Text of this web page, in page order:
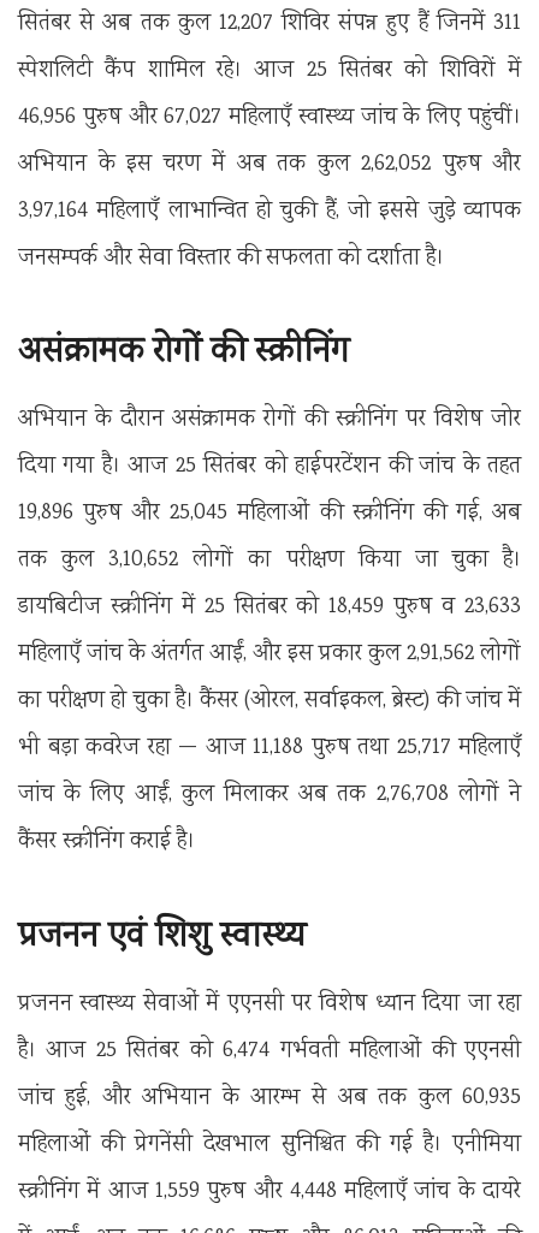
सितंबर से अब तक कुल 12,207 शिविर संपन्न हुए हैं जिनमें 311
स्पेशलिटी कैंप शामिल रहे। आज 25 सितंबर को शिविरों में
46,956 पुरुष और 67,027 महिलाएँ स्वास्थ्य जांच के लिए पहुंचीं।
अभियान के इस चरण में अब तक कुल 2,62,052 पुरुष और
3,97,164 महिलाएँ लाभान्वित हो चुकी हैं, जो इससे जुड़े व्यापक
जनसम्पर्क और सेवा विस्तार की सफलता को दर्शाता है।
असंक्रामक रोगों की स्क्रीनिंग
अभियान के दौरान असंक्रामक रोगों की स्क्रीनिंग पर विशेष जोर
दिया गया है। आज 25 सितंबर को हाईपरटेंशन की जांच के तहत
19,896 पुरुष और 25,045 महिलाओं की स्क्रीनिंग की गई, अब
तक कुल 3,10,652 लोगों का परीक्षण किया जा चुका है।
डायबिटीज स्क्रीनिंग में 25 सितंबर को 18,459 पुरुष व 23,633
महिलाएँ जांच के अंतर्गत आईं, और इस प्रकार कुल 2,91,562 लोगों
का परीक्षण हो चुका है। कैंसर (ओरल, सर्वाइकल, ब्रेस्ट) की जांच में
भी बड़ा कवरेज रहा — आज 11,188 पुरुष तथा 25,717 महिलाएँ
जांच के लिए आईं, कुल मिलाकर अब तक 2,76,708 लोगों ने
कैंसर स्क्रीनिंग कराई है।
प्रजनन एवं शिशु स्वास्थ्य
प्रजनन स्वास्थ्य सेवाओं में एएनसी पर विशेष ध्यान दिया जा रहा
है। आज 25 सितंबर को 6,474 गर्भवती महिलाओं की एएनसी
जांच हुई, और अभियान के आरम्भ से अब तक कुल 60,935
महिलाओं की प्रेगनेंसी देखभाल सुनिश्चित की गई है। एनीमिया
स्क्रीनिंग में आज 1,559 पुरुष और 4,448 महिलाएँ जांच के दायरे